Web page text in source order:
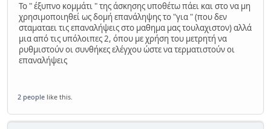
Το " έξυπνο κομμάτι " της άσκησης υποθέτω πάει και στο να μη
χρησιμοποιηθεί ως δομή επανάληψης το "για " (που δεν
σταματαει τις επαναλήψεις στο μαθημα μας τουλαχιστον) αλλά
μια από τις υπόλοιπες 2, όπου με χρήση του μετρητή να
ρυθμιστούν οι συνθήκες ελέγχου ώστε να τερματιστούν οι
επαναλήψεις
2 people like this.